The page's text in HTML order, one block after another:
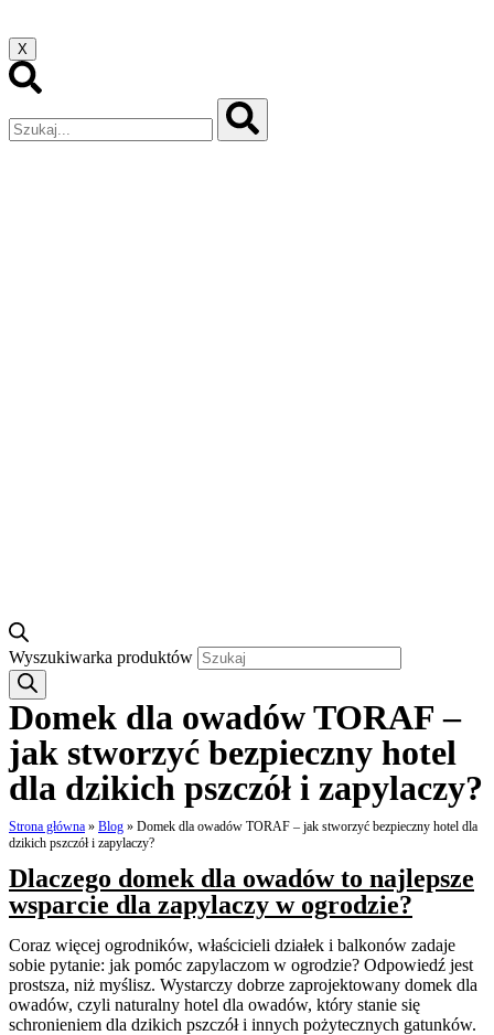
X
Wyszukiwarka produktów
Domek dla owadów TORAF –
jak stworzyć bezpieczny hotel
dla dzikich pszczół i zapylaczy?
Strona główna » Blog » Domek dla owadów TORAF – jak stworzyć bezpieczny hotel dla
dzikich pszczół i zapylaczy?
Dlaczego domek dla owadów to najlepsze
wsparcie dla zapylaczy w ogrodzie?
Coraz więcej ogrodników, właścicieli działek i balkonów zadaje
sobie pytanie: jak pomóc zapylaczom w ogrodzie? Odpowiedź jest
prostsza, niż myślisz. Wystarczy dobrze zaprojektowany domek dla
owadów, czyli naturalny hotel dla owadów, który stanie się
schronieniem dla dzikich pszczół i innych pożytecznych gatunków.